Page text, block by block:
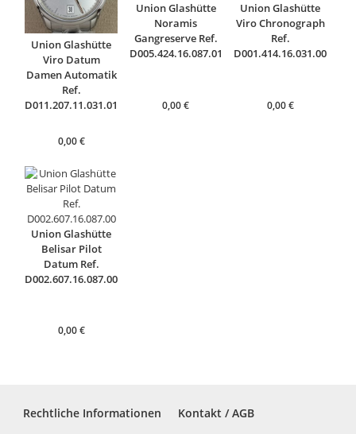
Union Glashütte
Viro Datum
Damen Automatik
Ref.
D011.207.11.031.01
0,00€
Union Glashütte
Noramis
Gangreserve Ref.
D005.424.16.087.01
0,00€
Union Glashütte
Viro Chronograph
Ref.
D001.414.16.031.00
0,00€
Union Glashütte
Belisar Pilot
Datum Ref.
D002.607.16.087.00
0,00€
Rechtliche Informationen Kontakt / AGB